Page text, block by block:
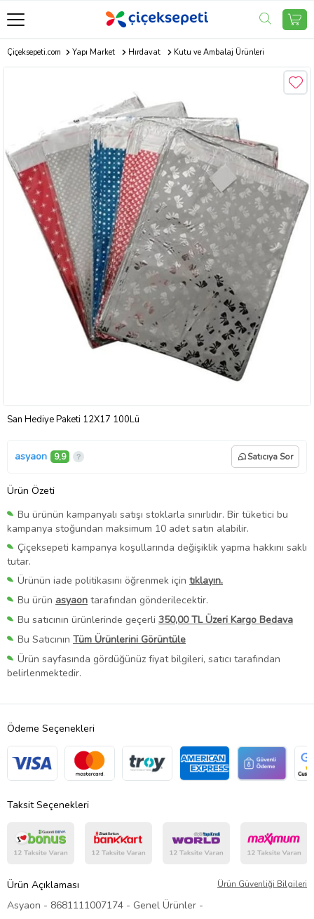
Çiçeksepeti.com Yapı Market Hırdavat Kutu ve Ambalaj Ürünleri
San Hediye Paketi 12X17 100Lü
asyaon 9,9 Satıcıya Sor
Ürün Özeti
Bu ürünün kampanyalı satışı stoklarla sınırlıdır. Bir tüketici bu
kampanya stoğundan maksimum 10 adet satın alabilir.
Çiçeksepeti kampanya koşullarında değişiklik yapma hakkını saklı
tutar.
Ürünün iade politikasını öğrenmek için tıklayın.
Bu ürün asyaon tarafından gönderilecektir.
Bu satıcının ürünlerinde geçerli 350,00 TL Üzeri Kargo Bedava
Bu Satıcının Tüm Ürünlerini Görüntüle
Ürün sayfasında gördüğünüz fiyat bilgileri, satıcı tarafından
belirlenmektedir.
Ödeme Seçenekleri
Taksit Seçenekleri
Ürün Açıklaması Ürün Güvenliği Bilgileri
Asyaon - 8681111007174 - Genel Ürünler -